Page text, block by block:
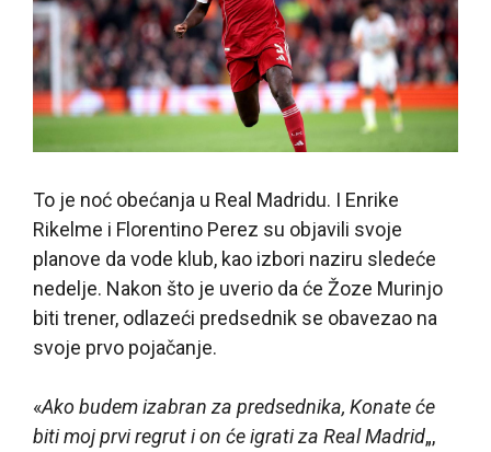
To je noć obećanja u Real Madridu. I Enrike
Rikelme i Florentino Perez su objavili svoje
planove da vode klub, kao izbori naziru sledeće
nedelje. Nakon što je uverio da će Žoze Murinjo
biti trener, odlazeći predsednik se obavezao na
svoje prvo pojačanje.
«Ako budem izabran za predsednika, Konate će
biti moj prvi regrut i on će igrati za Real Madrid„,